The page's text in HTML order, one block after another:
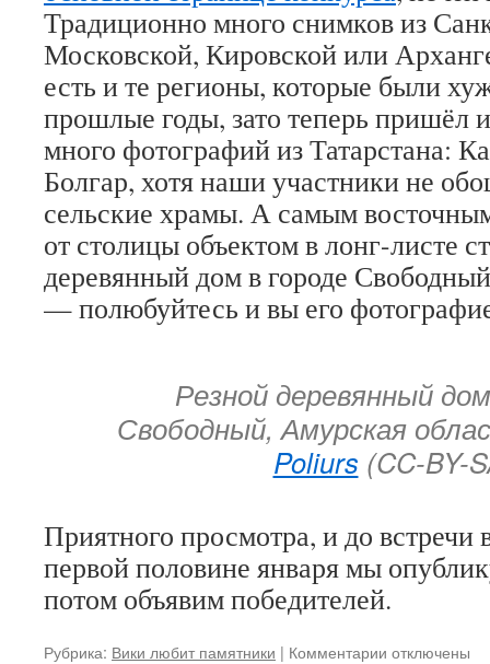
Традиционно много снимков из
Московской, Кировской или
есть и те регионы, которые были
прошлые годы, зато теперь пришёл
много фотографий из Татарстана:
Болгар, хотя наши участники не
сельские храмы. А самым
от столицы объектом в лонг-листе
деревянный дом в городе
— полюбуйтесь и вы его
Резной деревянный
Свободный, Амурская
Poliurs (CC-BY-
Приятного просмотра, и до встречи
первой половине января мы
потом объявим победителей.
Рубрика: Вики любит памятники | Комментарии котключены